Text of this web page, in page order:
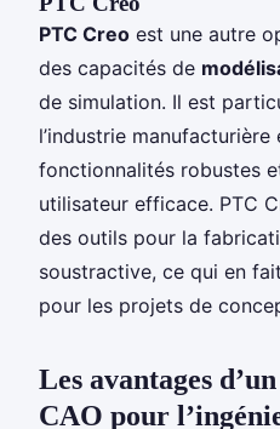
PTC Creo est une autre
des capacités de
de simulation. Il est
l’industrie
fonctionnalités robustes
utilisateur efficace. PTC
des outils pour la
soustractive, ce qui en
pour les projets de
Les avantages
CAO pour